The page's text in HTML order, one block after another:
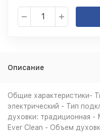
Описание
Общие характеристики-
электрический - Тип
духовки: традиционная -
Ever Clean - Объем